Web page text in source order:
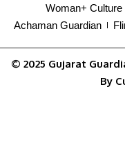
Woman+ Culture
Achaman Guardian
© 2025 Gujarat
By